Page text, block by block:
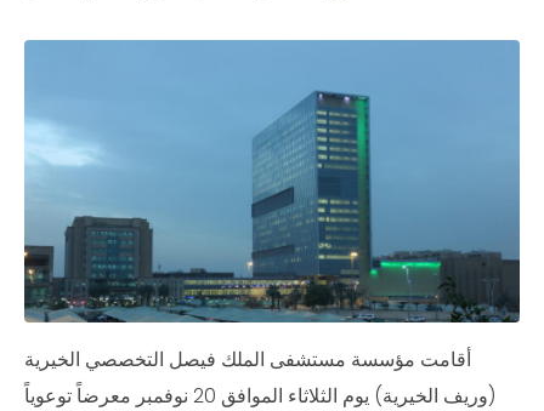
أقامت مؤسسة مستشفى الملك فيصل التخصصي الخيرية
(وريف الخيرية) يوم الثلاثاء الموافق 20 نوفمبر معرضاً توعوياً